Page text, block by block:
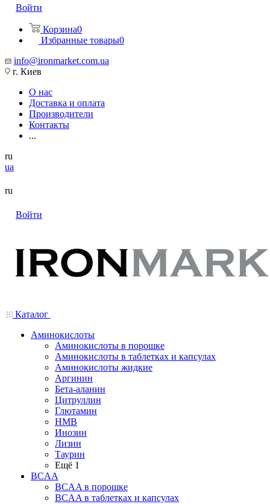
Войти
Корзина0
Избранные товары0
info@ironmarket.com.ua
г. Киев
О нас
Доставка и оплата
Производители
Контакты
...
ru
ua
ru
Войти
Каталог
Аминокислоты
Аминокислоты в порошке
Аминокислоты в таблетках и капсулах
Аминокислоты жидкие
Аргинин
Бета-аланин
Цитруллин
Глютамин
HMB
Инозин
Лизин
Таурин
Ещё 1
BCAA
BCAA в порошке
BCAA в таблетках и капсулах